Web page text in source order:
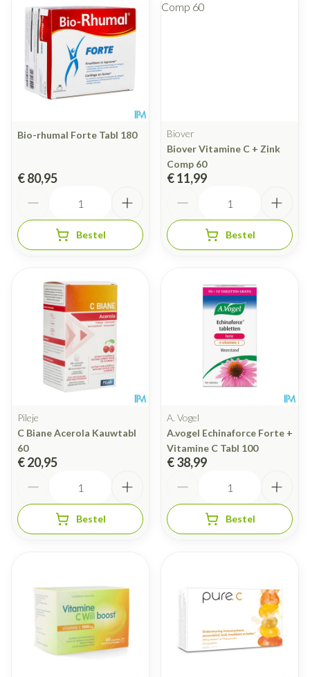
Bio-rhumal Forte Tabl 180
€ 80,95
Bestel
Biover
Biover Vitamine C + Zink
Comp 60
€ 11,99
Bestel
Pileje
C Biane Acerola Kauwtabl
60
€ 20,95
Bestel
A. Vogel
A.vogel Echinaforce Forte +
Vitamine C Tabl 100
€ 38,99
Bestel